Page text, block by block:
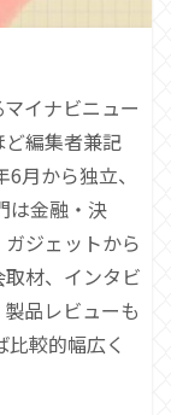
イナビニュー
ど編集者兼記
月から独立、
は金融・決
ジェットから
材、インタビ
品レビューも
較的幅広く